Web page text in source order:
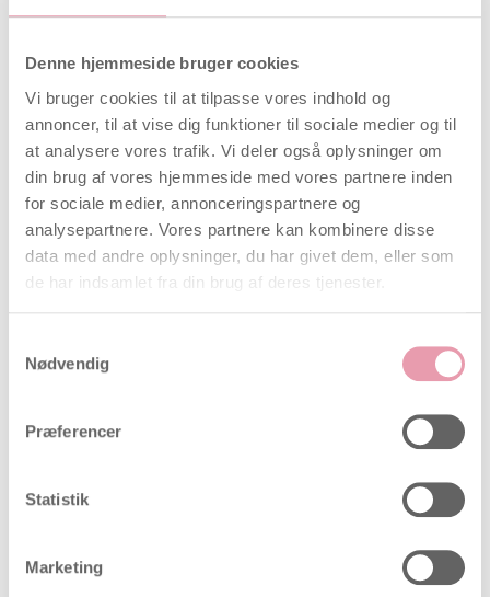
Denne hjemmeside bruger cookies
Vi bruger cookies til at tilpasse vores indhold og
annoncer, til at vise dig funktioner til sociale medier og til
at analysere vores trafik. Vi deler også oplysninger om
din brug af vores hjemmeside med vores partnere inden
for sociale medier, annonceringspartnere og
analysepartnere. Vores partnere kan kombinere disse
data med andre oplysninger, du har givet dem, eller som
de har indsamlet fra din brug af deres tjenester.
Nødvendig
Præferencer
Statistik
Marketing
Et enkelt og privat første skridt til at få svar på hans
fertilitet — uden at skulle booke en tid på klinikken.
Måler sædcellekoncentrationen mod WHO’s
grænse — testen viser et positivt resultat, hvis
sædcellekoncentrationen overstiger WHO’s
fastsatte grænse på 15 millioner sædceller pr.
ml. Et negativt resultat indikerer nedsat eller
lav sædkvalitet og anbefaler videre udredning
Vigtig information — testen giver en indikation
medicinsk professionel testning. Ved negativt
resultat anbefales en ny test efter 4–6 uger
4g) – skaber det rette miljø for